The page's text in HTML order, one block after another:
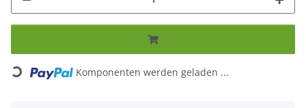
Loading... Komponenten werden geladen ...